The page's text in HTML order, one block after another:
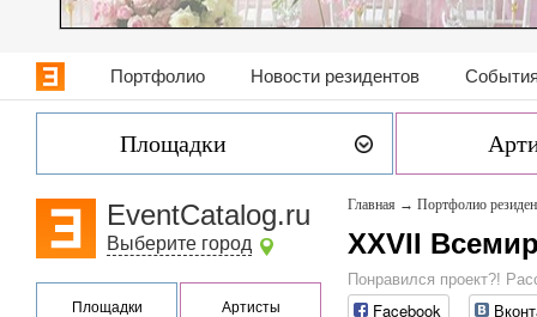
Портфолио Новости резидентов
Площадки
EventCatalog.ru
Выберите город
Площадки Артисты
Главная → Портфолио
XXVII
Понравился проект?!
Facebook